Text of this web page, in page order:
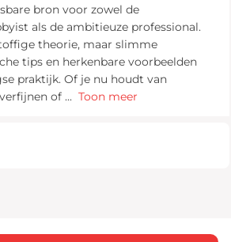
bron voor zowel de
als de ambitieuze professional.
theorie, maar slimme
tips en herkenbare voorbeelden
praktijk. Of je nu houdt van
of ... Toon meer